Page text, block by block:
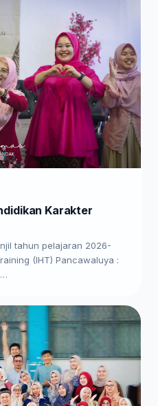
Karakter
tahun pelajaran 2026-
(IHT) Pancawaluya :